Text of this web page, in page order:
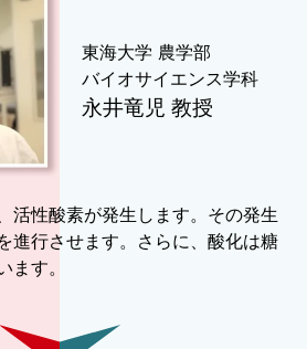
東海大学 農学部
バイオサイエンス学科
永井竜児 教授
活性酸素が発生します。その発生
進行させます。さらに、酸化は糖
ます。